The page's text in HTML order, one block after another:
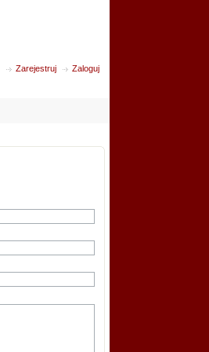
Zarejestruj Zaloguj